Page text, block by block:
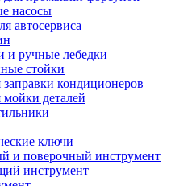
насосы
автосервиса
и ручные лебедки
стойки
заправки кондиционеров
мойки деталей
ключи
и поверочный инструмент
инструмент